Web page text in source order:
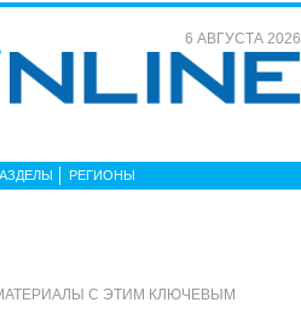
6 АВГУСТА 2026
РЕГИОНЫ
С ЭТИМ КЛЮЧЕВЫМ